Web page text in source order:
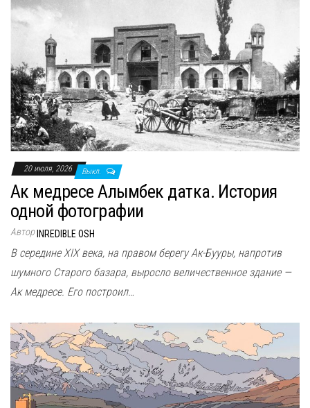
20 июля, 2026 Выкл.
Ак медресе Алымбек датка. История
одной фотографии
Автор INREDIBLE OSH
В середине XIX века, на правом берегу Ак-Бууры, напротив
шумного Старого базара, выросло величественное здание —
Ак медресе. Его построил…